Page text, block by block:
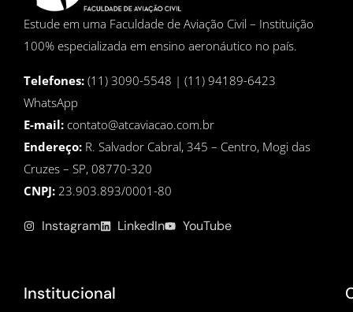
Estude em uma Faculdade de Aviação Civil – Instituição
100% especializada em ensino aeronáutico no país.
Telefones: (11) 3090-5548 | (11) 94189-6423
WhatsApp
E-mail: contato@atcaviacao.com.br
Endereço: R. Salvador Cabral, 345 – Centro, Mogi das
Cruzes – SP, 08770-320
CNPJ: 23.903.893/0001-80
Instagram LinkedIn YouTube
Institucional